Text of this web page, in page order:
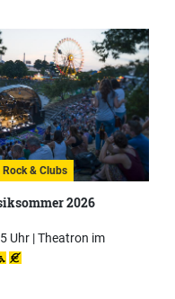
& Clubs
2026
Uhr |Theatron im